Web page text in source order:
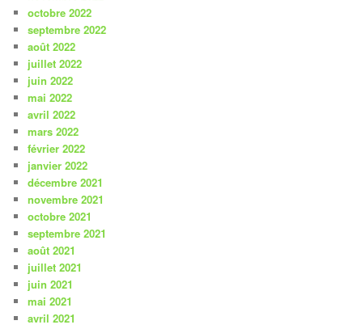
octobre 2022
septembre 2022
août 2022
juillet 2022
juin 2022
mai 2022
avril 2022
mars 2022
février 2022
janvier 2022
décembre 2021
novembre 2021
octobre 2021
septembre 2021
août 2021
juillet 2021
juin 2021
mai 2021
avril 2021